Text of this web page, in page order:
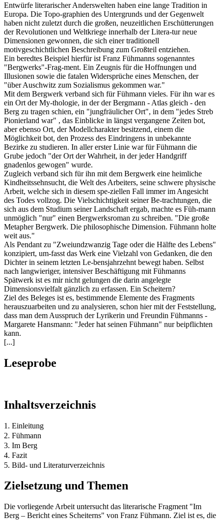
Entwürfe literarischer Anderswelten haben eine lange Tradition in
Europa. Die Topo-graphien des Untergrunds und der Gegenwelt
haben nicht zuletzt durch die großen, neuzeitlichen Erschütterungen
der Revolutionen und Weltkriege innerhalb der Litera-tur neue
Dimensionen gewonnen, die sich einer traditionell
motivgeschichtlichen Beschreibung zum Großteil entziehen.
Ein beredtes Beispiel hierfür ist Franz Fühmanns sogenanntes
"Bergwerks"-Frag-ment. Ein Zeugnis für die Hoffnungen und
Illusionen sowie die fatalen Widersprüche eines Menschen, der
"über Auschwitz zum Sozialismus gekommen war."
Mit dem Bergwerk verband sich für Fühmann vieles. Für ihn war es
ein Ort der My-thologie, in der der Bergmann - Atlas gleich - den
Berg zu tragen schien, ein "jungfräulicher Ort", in dem "jedes Streb
Pionierland war" , das Einblicke in längst vergangene Zeiten bot,
aber ebenso Ort, der Modellcharakter besitzend, einem die
Möglichkeit bot, den Prozess des Eindringens in unbekannte
Bezirke zu studieren. In aller erster Linie war für Fühmann die
Grube jedoch "der Ort der Wahrheit, in der jeder Handgriff
gnadenlos gewogen" wurde.
Zugleich verband sich für ihn mit dem Bergwerk eine heimliche
Kindheitssehnsucht, die Welt des Arbeiters, seine schwere physische
Arbeit, welche sich in diesem spe-ziellen Fall immer im Angesicht
des Todes vollzog. Die Vielschichtigkeit seiner Be-trachtungen, die
sich aus dem Studium seiner Landschaft ergab, machte es Füh-mann
unmöglich "nur" einen Bergwerksroman zu schreiben. "Die große
Metapher Bergwerk. Die philosophische Dimension. Fühmann holte
weit aus."
Als Pendant zu "Zweiundzwanzig Tage oder die Hälfte des Lebens"
konzipiert, um-fasst das Werk eine Vielzahl von Gedanken, die den
Dichter in seinem letzten Le-bensjahrzehnt bewegt haben. Selbst
nach langwieriger, intensiver Beschäftigung mit Fühmanns
Spätwerk ist es mir nicht gelungen die darin angelegte
Dimensionsvielfalt gänzlich zu erfassen. Ein Scheitern?
Ziel des Beleges ist es, bestimmende Elemente des Fragments
herauszuarbeiten und zu analysieren, schon hier mit der Feststellung,
dass man dem Ausspruch der Lyrikerin und Freundin Fühmanns -
Margarete Hansmann: "Jeder hat seinen Fühmann" nur beipflichten
kann.
[...]
Leseprobe
Inhaltsverzeichnis
1. Einleitung
2. Fühmann
3. Im Berg
4. Fazit
5. Bild- und Literaturverzeichnis
Zielsetzung und Themen
Die vorliegende Arbeit untersucht das literarische Fragment "Im
Berg – Bericht eines Scheiterns" von Franz Fühmann. Ziel ist es, die